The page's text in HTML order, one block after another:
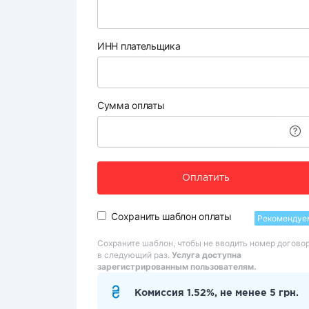
ИНН плательщика
Сумма оплаты
Оплатить
Сохранить шаблон оплаты
Сохраните шаблон, чтобы не вводить номер
в следующий раз. Услуга доступна
зарегистрированным пользователям.
Комиссия 1.52%, не менее 5 грн.